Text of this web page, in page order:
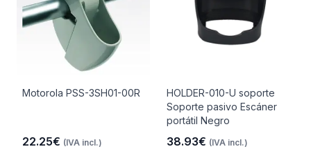
Motorola PSS-3SH01-00R
22.25€ (IVA incl.)
HOLDER-010-U soporte
Soporte pasivo Escáner
portátil Negro
38.93€ (IVA incl.)